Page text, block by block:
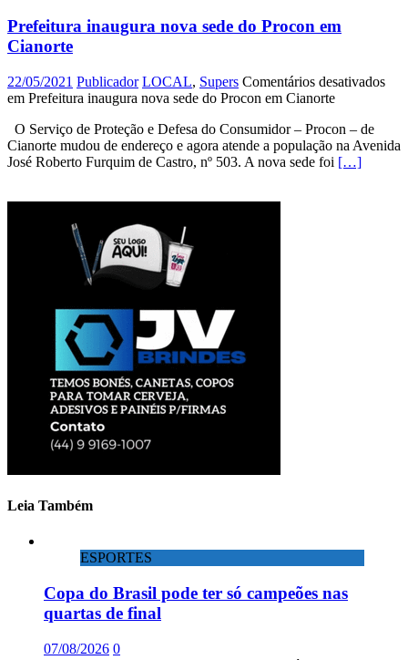
Prefeitura inaugura nova sede do Procon em
Cianorte
22/05/2021 Publicador LOCAL, Supers Comentários desativados
em Prefeitura inaugura nova sede do Procon em Cianorte
O Serviço de Proteção e Defesa do Consumidor – Procon – de
Cianorte mudou de endereço e agora atende a população na Avenida
José Roberto Furquim de Castro, nº 503. A nova sede foi […]
Leia Também
ESPORTES
Copa do Brasil pode ter só campeões nas
quartas de final
07/08/2026 0